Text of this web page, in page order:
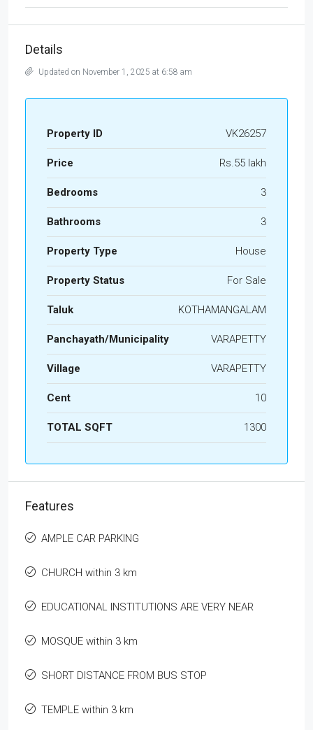
Details
Updated on November 1, 2025 at 6:58 am
Property ID VK26257
Price Rs.55 lakh
Bedrooms 3
Bathrooms 3
Property Type House
Property Status For Sale
Taluk KOTHAMANGALAM
Panchayath/Municipality VARAPETTY
Village VARAPETTY
Cent 10
TOTAL SQFT 1300
Features
AMPLE CAR PARKING
CHURCH within 3 km
EDUCATIONAL INSTITUTIONS ARE VERY NEAR
MOSQUE within 3 km
SHORT DISTANCE FROM BUS STOP
TEMPLE within 3 km